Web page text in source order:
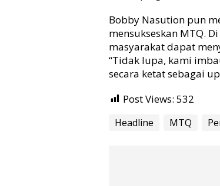
a
b
u
n
T
I
D
Bobby Nasution pun
mensukseskan MTQ.
masyarakat dapat
“Tidak lupa, kami
secara ketat sebagai
Post Views: 532
Headline MTQ